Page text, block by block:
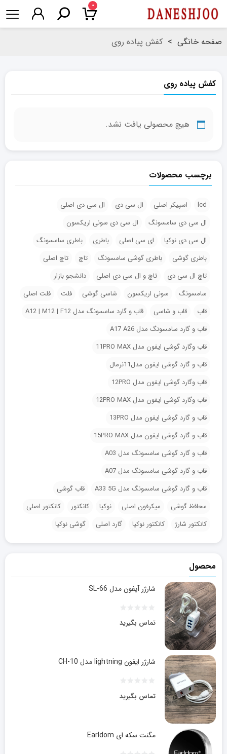
۰
صفحه خانگی > کفش پیاده روی
کفش پیاده روی
هیچ محصولی یافت نشد.
برچسب محصولات
lcd اسپیکر اصلی ال سی دی
ال سی دی اصلی
ال سی دی سامسونگ
ال سی دی سونی اریکسون
ال سی دی نوکیا
ای سی اصلی باطری
باطری سامسونگ
باطری گوشی
باطری گوشی سامسونگ تاچ
تاچ اصلی
تاچ ال سی دی
تاچ و ال سی دی اصلی
دانشجو بازار
سامسونگ
سونی اریکسون شاسی گوشی فلت
فلت اصلی
قاب
قاب و شاسی
قاب و گارد سامسونگ مدل A12 | M12 | F12
قاب و گارد سامسونگ مدل A17 A26
قاب وگارد گوشی ایفون مدل 11PRO MAX
قاب و گارد گوشی ایفون مدل11نرمال
قاب وگارد گوشی ایفون مدل 12PRO
قاب وگارد گوشی ایفون مدل 12PRO MAX
قاب و گارد گوشی ایفون مدل 13PRO
قاب و گارد گوشی ایفون مدل 15PRO MAX
قاب و گارد گوشی سامسونگ مدل A03
قاب و گارد گوشی سامسونگ مدل A07
قاب و گارد گوشی سامسونگ مدل A33 5G
قاب گوشی
محافظ گوشی
میکرفون اصلی نوکیا کانکتور
کانکتور اصلی
کانکتور شارژ
کانکتور نوکیا گارد اصلی گوشی نوکیا
محصول
شارژر آیفون مدل SL-66
تماس بگیرید
شارژر ایفون lightning مدل CH-10
تماس بگیرید
مگنت سکه ای Earldom